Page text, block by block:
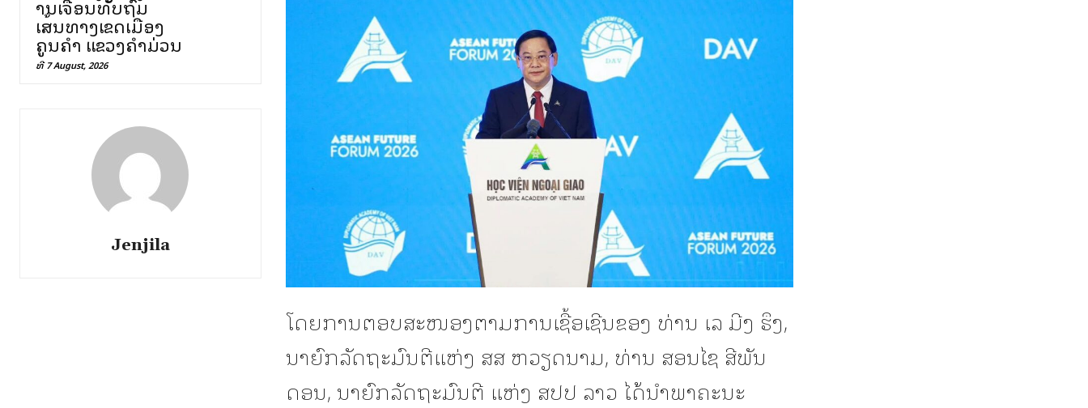
ານເຈື່ອນທັບຖົມ
ເສັ້ນທາງເຂດເມືອງ
ຄູນຄໍາ ແຂວງຄໍາມ່ວນ
ທີ 7 August, 2026
Jenjila
ໂດຍການຕອບສະໜອງຕາມການເຊື້ອເຊີນຂອງ ທ່ານ ເລ ມີງ ຮຶງ,
ນາຍົກລັດຖະມົນຕີແຫ່ງ ສສ ຫວຽດນາມ, ທ່ານ ສອນໄຊ ສີພັນ
ດອນ, ນາຍົກລັດຖະມົນຕີ ແຫ່ງ ສປປ ລາວ ໄດ້ນຳພາຄະນະ